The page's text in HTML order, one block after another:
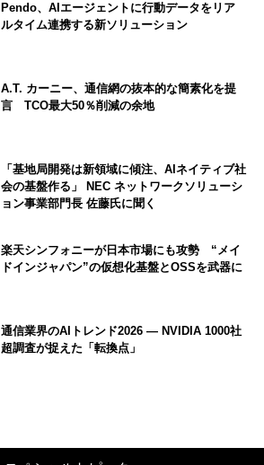
Pendo、AIエージェントに行動データをリア
ルタイム連携する新ソリューション
A.T. カーニー、通信網の抜本的な簡素化を提
言 TCO最大50％削減の余地
「基地局開発は新領域に傾注、AIネイティブ社
会の基盤作る」 NEC ネットワークソリューシ
ョン事業部門長 佐藤氏に聞く
楽天シンフォニーが日本市場にも攻勢 “メイ
ドインジャパン”の仮想化基盤とOSSを武器に
通信業界のAIトレンド2026 ― NVIDIA 1000社
超調査が捉えた「転換点」